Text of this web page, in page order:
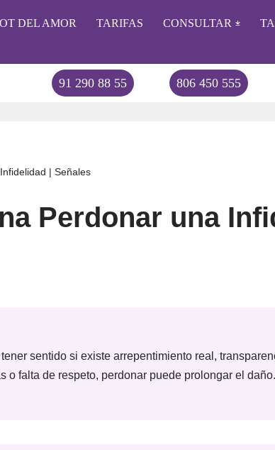
DEL AMOR TARIFAS CONSULTAR
91 290 88 55 806 450 555
| Señales
Perdonar una
sentido si existe arrepentimiento real,
o falta de respeto, perdonar puede prolongar el daño.